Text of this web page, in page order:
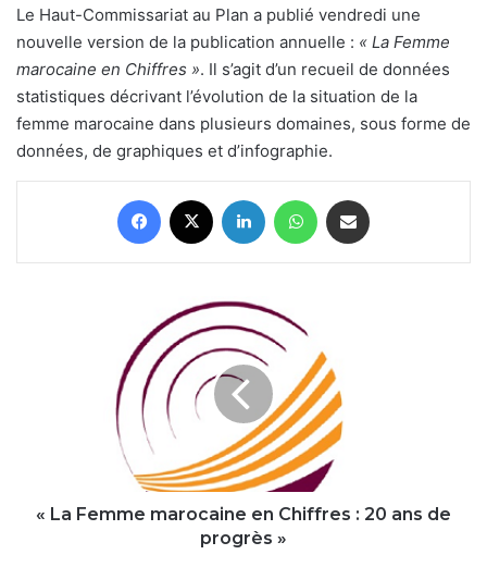
Le Haut-Commissariat au Plan a publié vendredi une
nouvelle version de la publication annuelle : « La Femme
marocaine en Chiffres ». Il s’agit d’un recueil de données
statistiques décrivant l’évolution de la situation de la
femme marocaine dans plusieurs domaines, sous forme de
données, de graphiques et d’infographie.
Facebook Linkedin WhatsApp
« La Femme marocaine en Chiffres : 20 ans de
progrès »